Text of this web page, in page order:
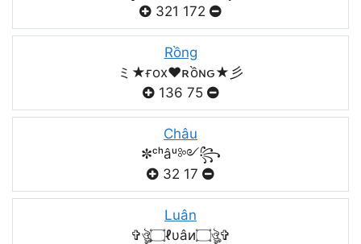
321 172
Rồng
ミ★ғox♥️ʀồɴԍ★彡
136 75
Châu
✼ᶜʰâᵘ༻꧂
32 17
Luân
✞ঔৣ۝ℓυâи۝ঔৣ✞